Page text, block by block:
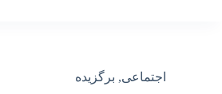
اجتماعی, برگزیده